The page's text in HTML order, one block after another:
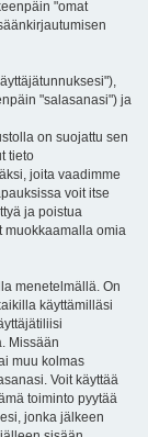
"omat
"salasanasi") ja
on suojattu sen
tieto
joita vaadimme
voit itse
ja poistua
muokkaamalla omia
menetelmällä. On
käyttämilläsi
Missään
muu kolmas
Voit käyttää
toiminto pyytää
jonka jälkeen